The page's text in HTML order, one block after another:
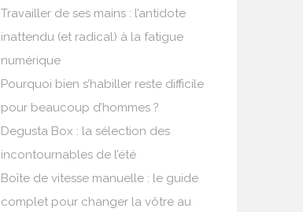
Travailler de ses mains : l’antidote
inattendu (et radical) à la fatigue
numérique
Pourquoi bien s’habiller reste difficile
pour beaucoup d’hommes ?
Degusta Box : la sélection des
incontournables de l’été
Boîte de vitesse manuelle : le guide
complet pour changer la vôtre au